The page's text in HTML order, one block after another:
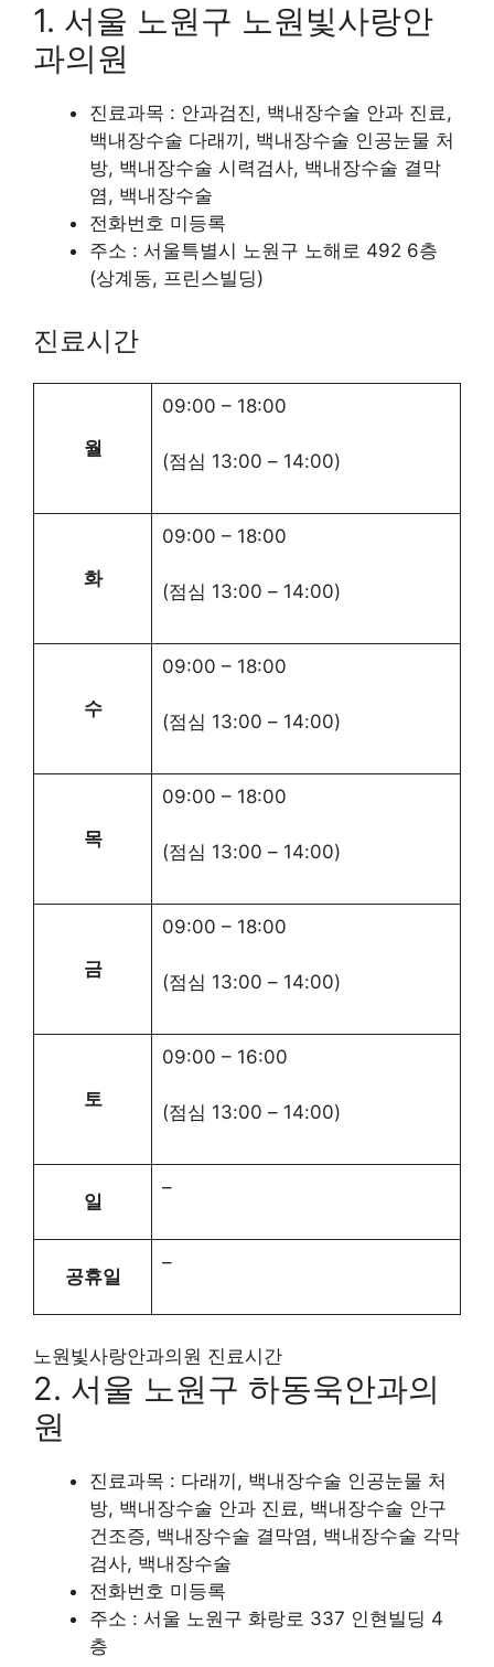
1. 서울 노원구 노원빛사랑안
과의원
진료과목 : 안과검진, 백내장수술 안과 진료,
백내장수술 다래끼, 백내장수술 인공눈물 처
방, 백내장수술 시력검사, 백내장수술 결막
염, 백내장수술
전화번호 미등록
주소 : 서울특별시 노원구 노해로 492 6층
(상계동, 프린스빌딩)
진료시간
월
09:00 – 18:00
(점심 13:00 – 14:00)
화
09:00 – 18:00
(점심 13:00 – 14:00)
수
09:00 – 18:00
(점심 13:00 – 14:00)
목
09:00 – 18:00
(점심 13:00 – 14:00)
금
09:00 – 18:00
(점심 13:00 – 14:00)
토
09:00 – 16:00
(점심 13:00 – 14:00)
일
–
공휴일
–
노원빛사랑안과의원 진료시간
2. 서울 노원구 하동욱안과의
원
진료과목 : 다래끼, 백내장수술 인공눈물 처
방, 백내장수술 안과 진료, 백내장수술 안구
건조증, 백내장수술 결막염, 백내장수술 각막
검사, 백내장수술
전화번호 미등록
주소 : 서울 노원구 화랑로 337 인현빌딩 4
층